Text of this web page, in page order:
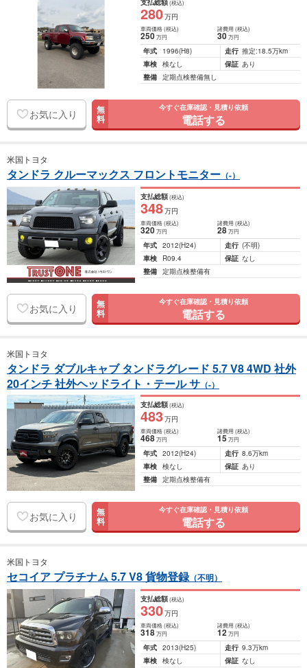
支払総額(税込)
280万円
車両価格(税込)
250万円
諸費用 (税込)
30 万円
年式 1996(H8) 走行 推定:18.5万km
車検 検なし 保証 あり
整備 定期点検整備無し
お気に入り 無
料
今すぐ在庫確認・見積り依頼
電話する
米国トヨタ
タンドラ クルーマックス フロントモニター （-）
支払総額(税込)
348万円
車両価格(税込)
320万円
諸費用 (税込)
28 万円
年式 2012(H24) 走行 (不明)
車検
R09.4 保証 なし
整備 定期点検整備有
お気に入り 無
料
今すぐ在庫確認・見積り依頼
電話する
米国トヨタ
タンドラ ダブルキャブ タンドラグレード 5.7 V8 4WD 社外
20インチ 社外ヘッドライト・テール サ （-）
支払総額(税込)
483万円
車両価格(税込)
468万円
諸費用 (税込)
15 万円
年式 2012(H24) 走行 8.6万km
車検 検なし 保証 あり
整備 定期点検整備有
お気に入り 無
料
今すぐ在庫確認・見積り依頼
電話する
米国トヨタ
セコイア プラチナム 5.7 V8 貨物登録（不明）
支払総額(税込)
330万円
車両価格(税込)
318万円
諸費用 (税込)
12 万円
年式 2013(H25) 走行 9.3万km
車検 検なし 保証 なし